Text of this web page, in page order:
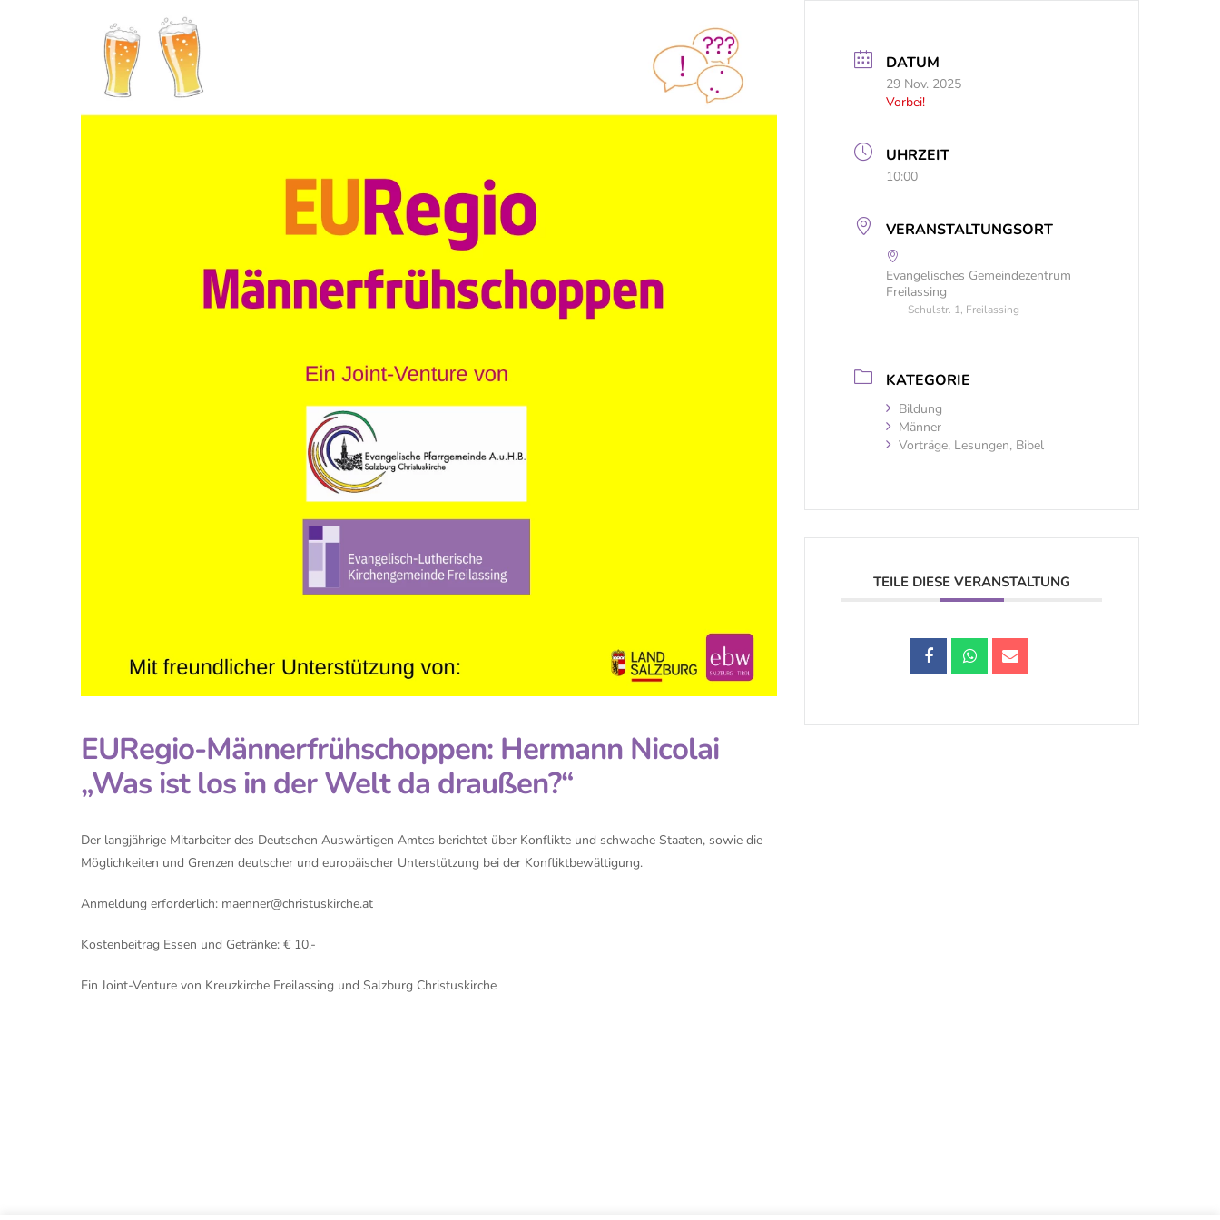
EURegio-Männerfrühschoppen: Hermann Nicolai
„Was ist los in der Welt da draußen?“
Der langjährige Mitarbeiter des Deutschen Auswärtigen Amtes berichtet über Konflikte und schwache Staaten, sowie die
Möglichkeiten und Grenzen deutscher und europäischer Unterstützung bei der Konfliktbewältigung.
Anmeldung erforderlich: maenner@christuskirche.at
Kostenbeitrag Essen und Getränke: € 10.-
Ein Joint-Venture von Kreuzkirche Freilassing und Salzburg Christuskirche
DATUM
29 Nov. 2025
Vorbei!
UHRZEIT
10:00
VERANSTALTUNGSORT
Evangelisches Gemeindezentrum
Freilassing
Schulstr. 1, Freilassing
KATEGORIE
Bildung
Männer
Vorträge, Lesungen, Bibel
TEILE DIESE VERANSTALTUNG